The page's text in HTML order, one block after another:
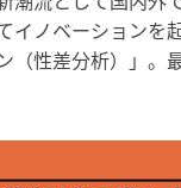
イノベーションを
（性差分析）」。